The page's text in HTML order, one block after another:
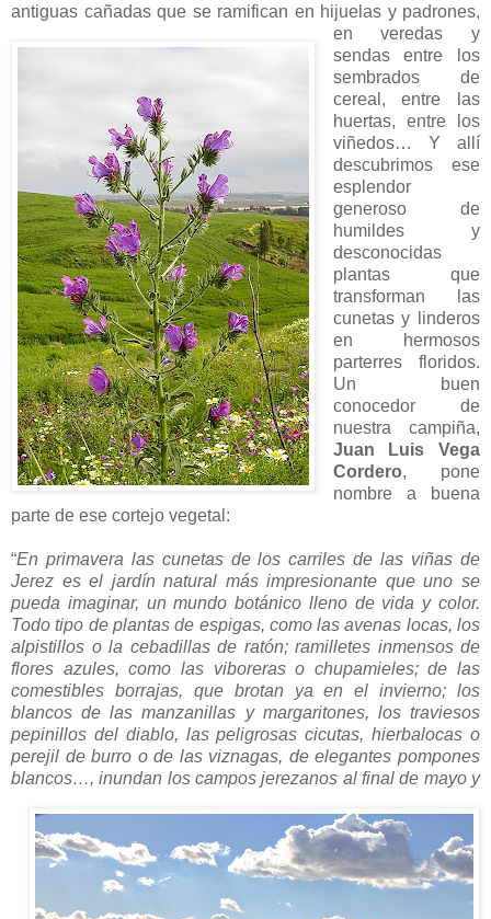
antiguas cañadas que se ramifican en hijuelas y padrones,
en veredas y
sendas entre los
sembrados de
cereal, entre las
huertas, entre los
viñedos… Y allí
descubrimos ese
esplendor
generoso de
humildes y
desconocidas
plantas que
transforman las
cunetas y linderos
en hermosos
parterres floridos.
Un buen
conocedor de
nuestra campiña,
Juan Luis Vega
Cordero, pone
nombre a buena
parte de ese cortejo vegetal:
“En primavera las cunetas de los carriles de las viñas de
Jerez es el jardín natural más impresionante que uno se
pueda imaginar, un mundo botánico lleno de vida y color.
Todo tipo de plantas de espigas, como las avenas locas, los
alpistillos o la cebadillas de ratón; ramilletes inmensos de
flores azules, como las viboreras o chupamieles; de las
comestibles borrajas, que brotan ya en el invierno; los
blancos de las manzanillas y margaritones, los traviesos
pepinillos del diablo, las peligrosas cicutas, hierbalocas o
perejil de burro o de las viznagas, de elegantes pompones
blancos…, inundan los campos jerezanos al final de mayo y